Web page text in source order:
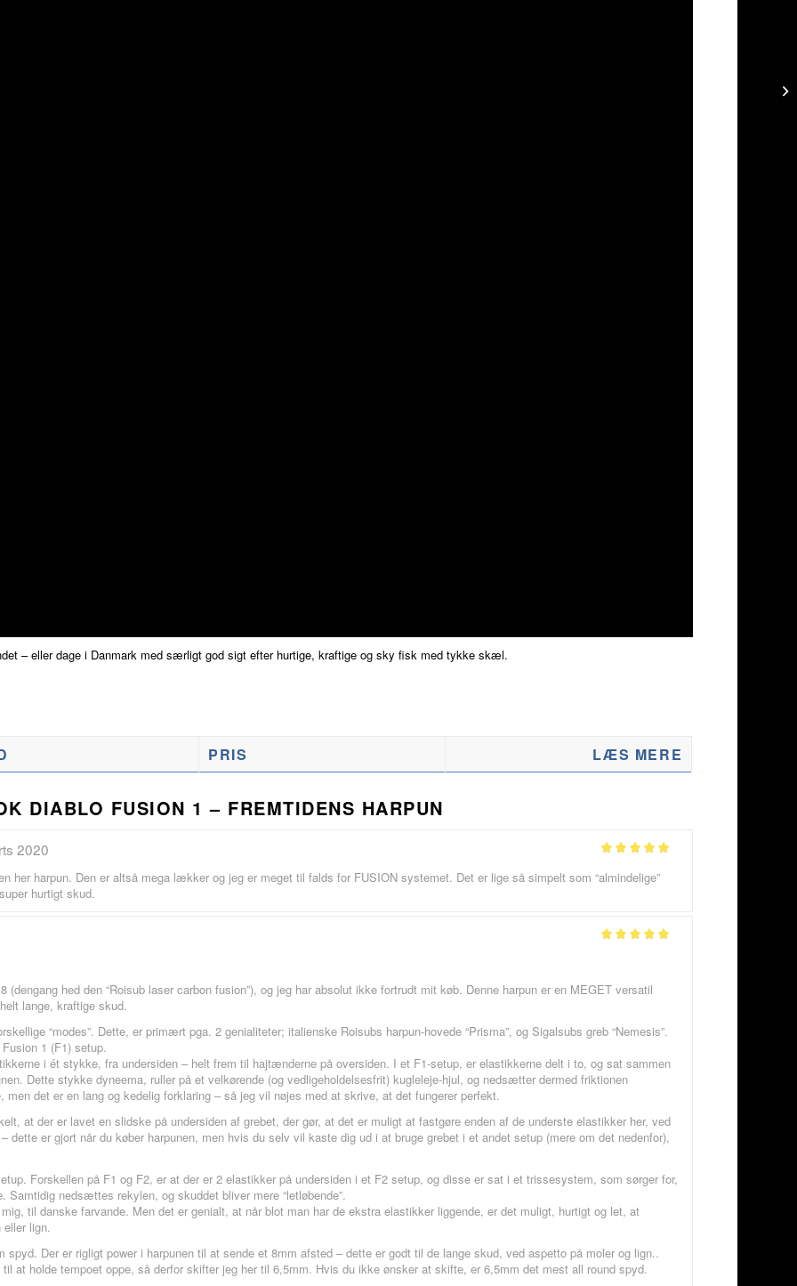
– eller dage i Danmark med særligt god sigt efter hurtige, kraftige og sky fisk med tykke skæl.
PRIS LÆS MERE
DIABLO FUSION 1 – FREMTIDENS HARPUN
ud af 5
2020
her harpun. Den er altså mega lækker og jeg er meget til falds for FUSION systemet. Det er lige så simpelt som “almindelige”
hurtigt skud.
(dengang hed den “Roisub laser carbon fusion”), og jeg har absolut ikke fortrudt mit køb. Denne harpun er en MEGET versatil
lange, kraftige skud.
“modes”. Dette, er primært pga. 2 genialiteter; italienske Roisubs harpun-hovede “Prisma”, og Sigalsubs greb “Nemesis”.
1 (F1) setup.
i ét stykke, fra undersiden – helt frem til hajtænderne på oversiden. I et F1-setup, er elastikkerne delt i to, og sat sammen
Dette stykke dyneema, ruller på et velkørende (og vedligeholdelsesfrit) kugleleje-hjul, og nedsætter dermed friktionen
det er en lang og kedelig forklaring – så jeg vil nøjes med at skrive, at det fungerer perfekt.
at der er lavet en slidske på undersiden af grebet, der gør, at det er muligt at fastgøre enden af de underste elastikker her, ved
er gjort når du køber harpunen, men hvis du selv vil kaste dig ud i at bruge grebet i et andet setup (mere om det nedenfor),
Forskellen på F1 og F2, er at der er 2 elastikker på undersiden i et F2 setup, og disse er sat i et trissesystem, som sørger for,
nedsættes rekylen, og skuddet bliver mere “letløbende”.
til danske farvande. Men det er genialt, at når blot man har de ekstra elastikker liggende, er det muligt, hurtigt og let, at
eller lign.
spyd. Der er rigligt power i harpunen til at sende et 8mm afsted – dette er godt til de lange skud, ved aspetto på moler og lign..
at holde tempoet oppe, så derfor skifter jeg her til 6,5mm. Hvis du ikke ønsker at skifte, er 6,5mm det mest all round spyd.